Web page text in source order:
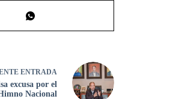
ENTRADA
excusa por el
Nacional